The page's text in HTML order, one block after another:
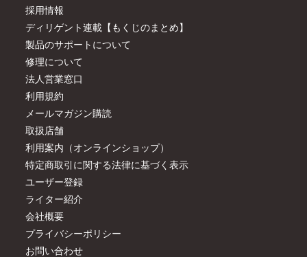
採用情報
ディリゲント連載【もくじのまとめ】
製品のサポートについて
修理について
法人営業窓口
利用規約
メールマガジン購読
取扱店舗
利用案内（オンラインショップ）
特定商取引に関する法律に基づく表示
ユーザー登録
ライター紹介
会社概要
プライバシーポリシー
お問い合わせ